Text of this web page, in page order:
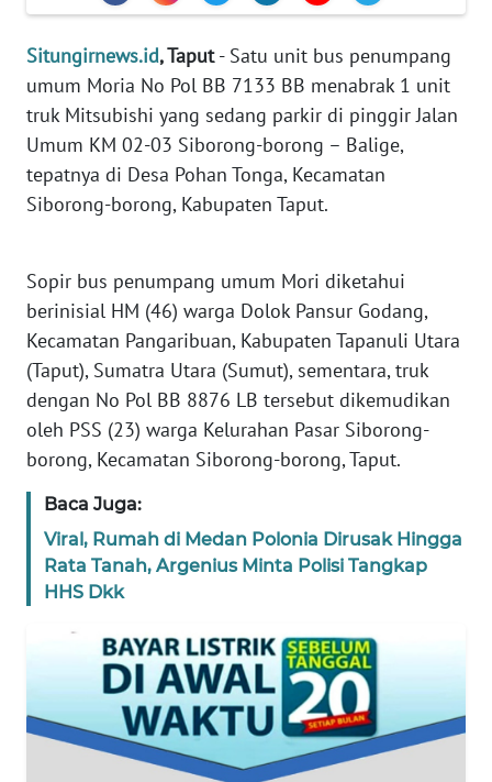
Situngirnews.id, Taput- Satu unit bus penumpang
umum Moria No Pol BB 7133 BB menabrak 1 unit
truk Mitsubishi yang sedang parkir di pinggir Jalan
Umum KM 02-03 Siborong-borong – Balige,
tepatnya di Desa Pohan Tonga, Kecamatan
Siborong-borong, Kabupaten Taput.
Sopir bus penumpang umum Mori diketahui
berinisial HM (46) warga Dolok Pansur Godang,
Kecamatan Pangaribuan, Kabupaten Tapanuli Utara
(Taput), Sumatra Utara (Sumut), sementara, truk
dengan No Pol BB 8876 LB tersebut dikemudikan
oleh PSS (23) warga Kelurahan Pasar Siborong-
borong, Kecamatan Siborong-borong, Taput.
Baca Juga:
Viral, Rumah di Medan Polonia Dirusak Hingga
Rata Tanah, Argenius Minta Polisi Tangkap
HHS Dkk
WN
JAKARTA
WN
JABAR
BANTEN
NTT
WN
KEPRI
PAPUA
WN
PAPUA